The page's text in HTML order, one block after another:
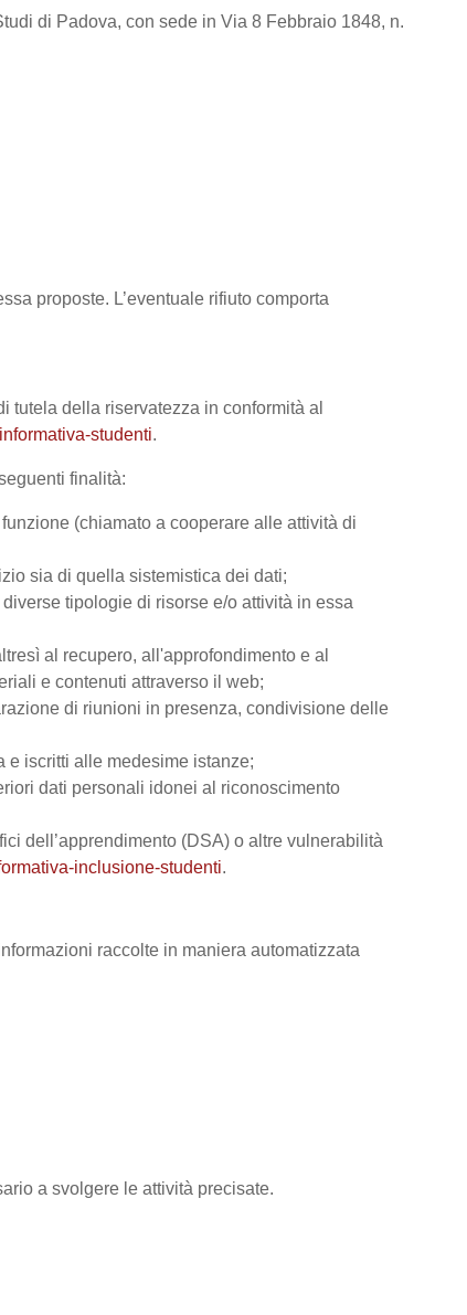
di Padova, con sede in Via 8 Febbraio 1848, n.
proposte. L’eventuale rifiuto comporta
tutela della riservatezza in conformità al
studenti.
finalità:
(chiamato a cooperare alle attività di
sia di quella sistemistica dei dati;
tipologie di risorse e/o attività in essa
al recupero, all'approfondimento e al
e contenuti attraverso il web;
di riunioni in presenza, condivisione delle
e iscritti alle medesime istanze;
dati personali idonei al riconoscimento
dell’apprendimento (DSA) o altre vulnerabilità
inclusione-studenti.
raccolte in maniera automatizzata
a svolgere le attività precisate.